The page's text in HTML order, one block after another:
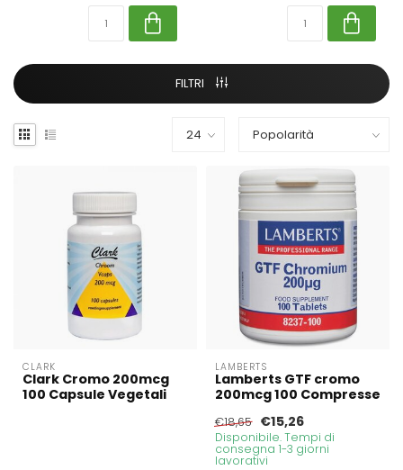
FILTRI
CLARK
Clark Cromo 200mcg
100 Capsule Vegetali
LAMBERTS
Lamberts GTF cromo
200mcg 100 Compresse
€18,65 €15,26
Disponibile. Tempi di
consegna 1-3 giorni
lavorativi